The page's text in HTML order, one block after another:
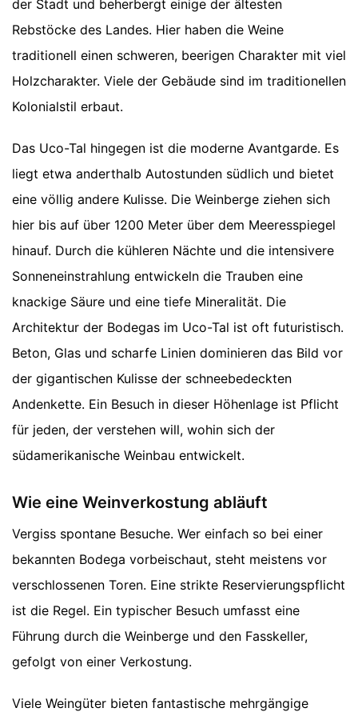
der Stadt und beherbergt einige der ältesten
Rebstöcke des Landes. Hier haben die Weine
traditionell einen schweren, beerigen Charakter mit viel
Holzcharakter. Viele der Gebäude sind im traditionellen
Kolonialstil erbaut.
Das Uco-Tal hingegen ist die moderne Avantgarde. Es
liegt etwa anderthalb Autostunden südlich und bietet
eine völlig andere Kulisse. Die Weinberge ziehen sich
hier bis auf über 1200 Meter über dem Meeresspiegel
hinauf. Durch die kühleren Nächte und die intensivere
Sonneneinstrahlung entwickeln die Trauben eine
knackige Säure und eine tiefe Mineralität. Die
Architektur der Bodegas im Uco-Tal ist oft futuristisch.
Beton, Glas und scharfe Linien dominieren das Bild vor
der gigantischen Kulisse der schneebedeckten
Andenkette. Ein Besuch in dieser Höhenlage ist Pflicht
für jeden, der verstehen will, wohin sich der
südamerikanische Weinbau entwickelt.
Wie eine Weinverkostung abläuft
Vergiss spontane Besuche. Wer einfach so bei einer
bekannten Bodega vorbeischaut, steht meistens vor
verschlossenen Toren. Eine strikte Reservierungspflicht
ist die Regel. Ein typischer Besuch umfasst eine
Führung durch die Weinberge und den Fasskeller,
gefolgt von einer Verkostung.
Viele Weingüter bieten fantastische mehrgängige